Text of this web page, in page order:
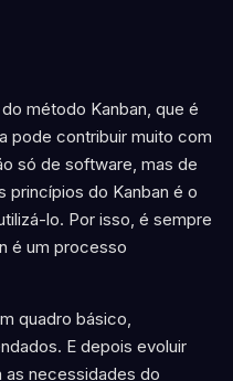
método Kanban, que é
pode contribuir muito com
só de software, mas de
princípios do Kanban é o
lo. Por isso, é sempre
é um processo
quadro básico,
E depois evoluir
necessidades do